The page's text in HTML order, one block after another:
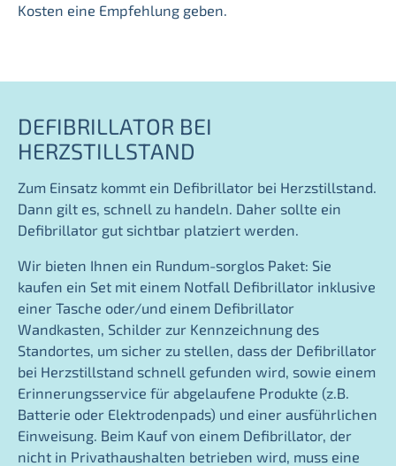
Kosten eine Empfehlung geben.
DEFIBRILLATOR BEI
HERZSTILLSTAND
Zum Einsatz kommt ein Defibrillator bei Herzstillstand.
Dann gilt es, schnell zu handeln. Daher sollte ein
Defibrillator gut sichtbar platziert werden.
Wir bieten Ihnen ein Rundum-sorglos Paket: Sie
kaufen ein Set mit einem Notfall Defibrillator inklusive
einer Tasche oder/und einem Defibrillator
Wandkasten, Schilder zur Kennzeichnung des
Standortes, um sicher zu stellen, dass der Defibrillator
bei Herzstillstand schnell gefunden wird, sowie einem
Erinnerungsservice für abgelaufene Produkte (z.B.
Batterie oder Elektrodenpads) und einer ausführlichen
Einweisung. Beim Kauf von einem Defibrillator, der
nicht in Privathaushalten betrieben wird, muss eine